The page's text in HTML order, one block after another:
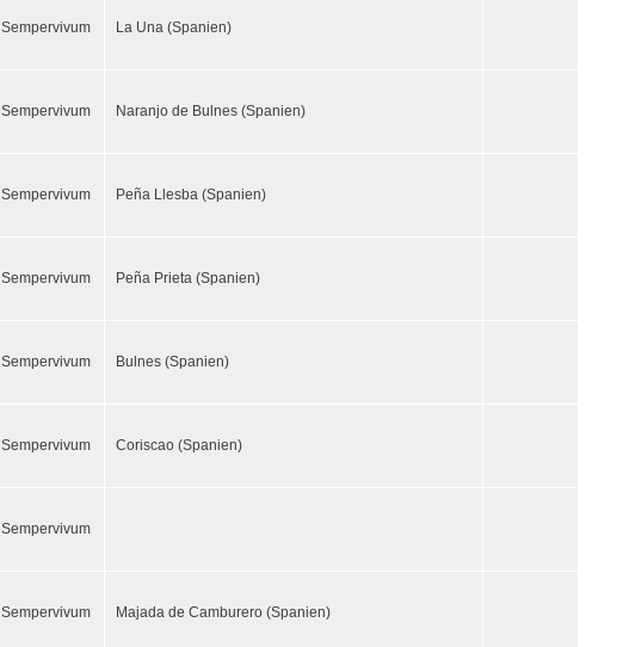
Sempervivum La Una (Spanien)
Sempervivum Naranjo de Bulnes (Spanien)
Sempervivum Peña Llesba (Spanien)
Sempervivum Peña Prieta (Spanien)
Sempervivum Bulnes (Spanien)
Sempervivum Coriscao (Spanien)
Sempervivum
Sempervivum Majada de Camburero (Spanien)